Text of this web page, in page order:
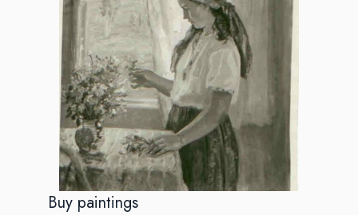
Buy paintings